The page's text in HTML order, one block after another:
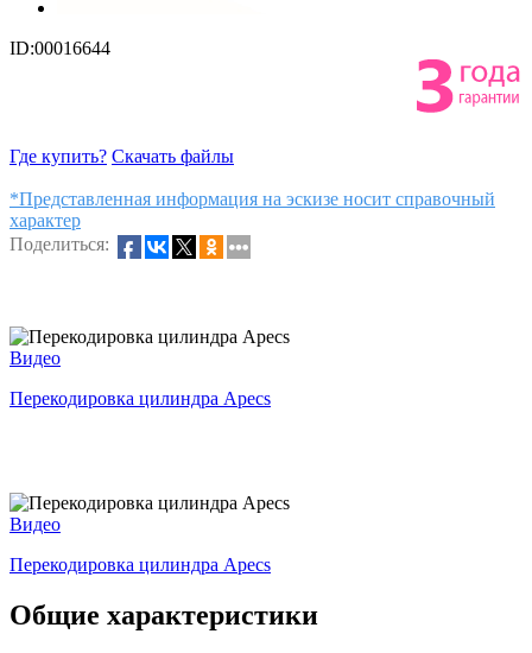
ID:00016644
Где купить? Скачать файлы
*Представленная информация на эскизе носит справочный
характер
Поделиться:
Видео
Перекодировка цилиндра Apecs
Видео
Перекодировка цилиндра Apecs
Общие характеристики